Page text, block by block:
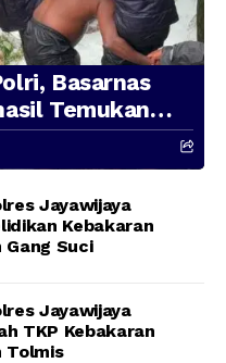
Basarnas
Temukan
Barat yang
Jayawijaya
Kebakaran
Gang Suci
Jayawijaya
TKP Kebakaran
Tolmis